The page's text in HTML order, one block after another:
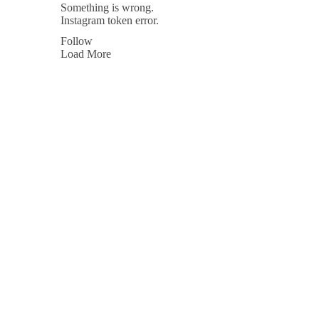
Something is wrong.
Instagram token error.
Follow
Load More